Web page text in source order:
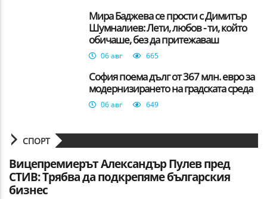
Мира Баджева се прости с Димитър
Шумналиев: Лети, любов - ти, който
обичаше, без да притежаваш
06 авг 665
София поема дълг от 367 млн. евро за
модернизирането на градската среда
06 авг 649
СПОРТ
Вицепремиерът Александър Пулев пред
СТИВ: Трябва да подкрепяме българския
бизнес